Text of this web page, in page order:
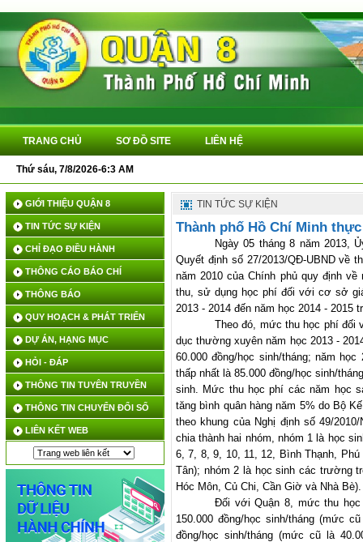
TRANG CHỦ SƠ ĐỒ SITE LIÊN HỆ
Thứ sáu, 7/8/2026-6:3 AM
GIỚI THIỆU QUẬN 8
TIN TỨC SỰ KIỆN
CHỈ ĐẠO ĐIỀU HÀNH
THÔNG CÁO BÁO CHÍ
THÔNG BÁO
QUY HOẠCH & PHÁT TRIỂN
DỰ ÁN, HẠNG MỤC
HỎI - ĐÁP
THÔNG TIN TUYÊN TRUYỀN
THÔNG TIN CHUYỂN ĐỔI SỐ
LIÊN KẾT WEB
TIN TỨC SỰ KIỆN
Thành phố Hồ Chí Minh
Ngày 05 tháng 8 năm 2013,
Quyết định số 27/2013/QĐ-UBND về
năm 2010 của Chính phủ quy định
thu, sử dụng học phí đối với cơ sở
2013 - 2014 đến năm học 2014 - 2015
Theo đó, mức thu học phí đối
dục thường xuyên năm học 2013 -
60.000 đồng/học sinh/tháng; năm
thấp nhất là 85.000 đồng/học sinh/
sinh. Mức thu học phí các năm học
tăng bình quân hàng năm 5% do Bộ
theo khung của Nghị định số 49/
chia thành hai nhóm, nhóm 1 là học
6, 7, 8, 9, 10, 11, 12, Bình Thạnh,
Tân); nhóm 2 là học sinh các trường
Hóc Môn, Củ Chi, Cần Giờ và Nhà Bè).
Đối với Quận 8, mức thu
150.000 đồng/học sinh/tháng (mức
đồng/học sinh/tháng (mức cũ là